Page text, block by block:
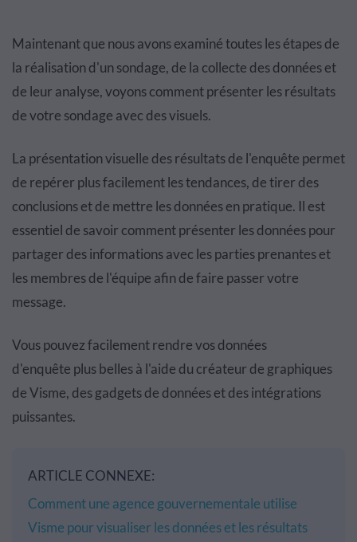
Maintenant que nous avons examinétoutes lesétapes de
la réalisation d'un sondage, de la collecte des données et
de leur analyse, voyons comment présenter les résultats
de votre sondage avec des visuels.
La présentation visuelle des résultats de l'enquête permet
de repérer plus facilement les tendances, de tirer des
conclusions et de mettre les données en pratique. Il est
essentiel de savoir comment présenter les données pour
partager des informations avec les parties prenantes et
les membres de l'équipe afin de faire passer votre
message.
Vous pouvez facilement rendre vos données
d'enquête plus bellesà l'aide du créateur de graphiques
de Visme, desgadgetsde données et des intégrations
puissantes.
ARTICLE CONNEXE:
Comment une agence gouvernementale utilise
Visme pour visualiser les données et les résultats